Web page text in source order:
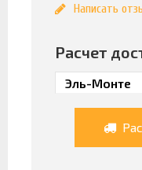
Написать
Расчет